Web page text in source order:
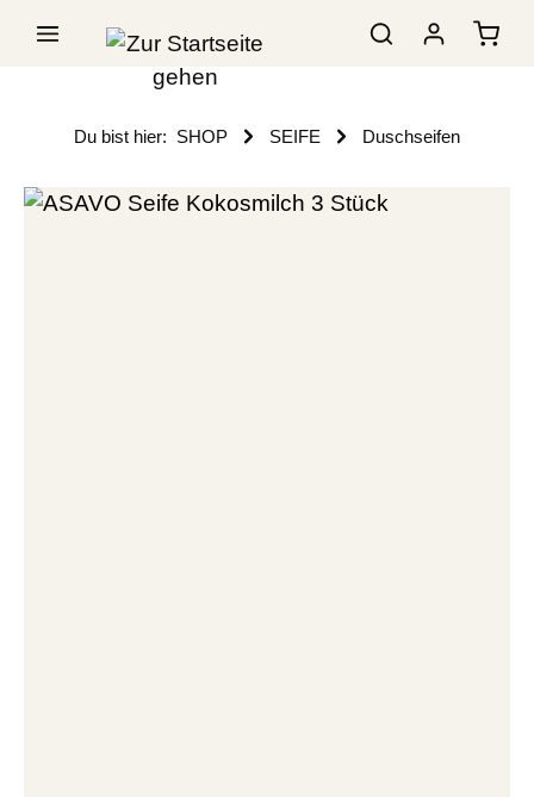
Du bist hier: SHOP SEIFE Duschseifen